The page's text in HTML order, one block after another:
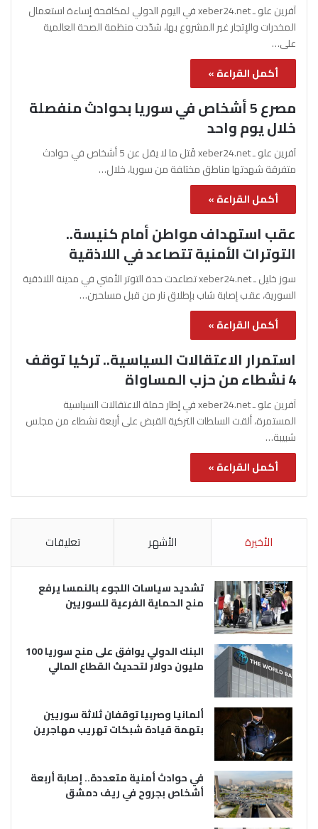
آفرين علو ـ xeber24.net في اليوم الدولي لمكافحة إساءة استعمال
المخدرات والإتجار غير المشروع بها، شدّدت منظمة الصحة العالمية
على…
أكمل القراءة »
مصرع 5 أشخاص في سوريا بحوادث منفصلة
خلال يوم واحد
آفرين علو ـ xeber24.net قُتل ما لا يقل عن 5 أشخاص في حوادث
متفرقة شهدتها مناطق مختلفة من سوريا، خلال…
أكمل القراءة »
عقب استهداف مواطن أمام كنيسة..
التوترات الأمنية تتصاعد في اللاذقية
سوز خليل ـ xeber24.net تصاعدت حدة التوتر الأمني في مدينة اللاذقية
السورية، عقب إصابة شاب بإطلاق نار من قبل مسلحين…
أكمل القراءة »
استمرار الاعتقالات السياسية.. تركيا توقف
4 نشطاء من حزب المساواة
آفرين علو ـ xeber24.net في إطار حملة الاعتقالات السياسية
المستمرة، ألقت السلطات التركية القبض على أربعة نشطاء من مجلس
شبيبة…
أكمل القراءة »
الأخيرة الأشهر تعليقات
تشديد سياسات اللجوء بالنمسا يرفع
منح الحماية الفرعية للسوريين
البنك الدولي يوافق على منح سوريا 100
مليون دولار لتحديث القطاع المالي
ألمانيا وصربيا توقفان ثلاثة سوريين
بتهمة قيادة شبكات تهريب مهاجرين
في حوادث أمنية متعددة.. إصابة أربعة
أشخاص بجروح في ريف دمشق